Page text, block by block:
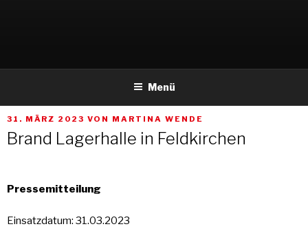
Menü
VERÖFFENTLICHT
AM
31. MÄRZ 2023 VON MARTINA WENDE
Brand Lagerhalle in Feldkirchen
Pressemitteilung
Einsatzdatum: 31.03.2023